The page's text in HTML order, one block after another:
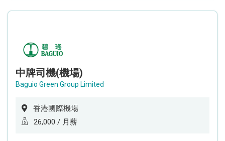
中牌司機(機場)
Baguio Green Group Limited
香港國際機場
26,000 / 月薪